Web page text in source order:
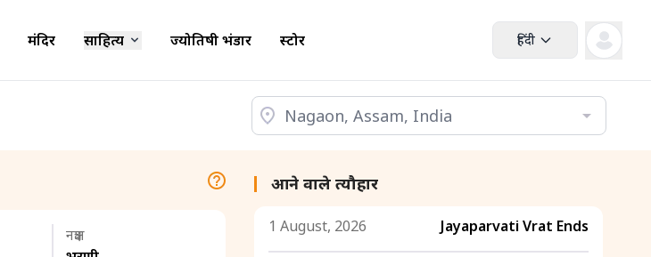
मंदिर साहित्य ज्योतिषी भंडार स्टोर हिंदी
नक्षत्र
आने वाले त्यौहार
1 August, 2026 Jayaparvati Vrat Ends